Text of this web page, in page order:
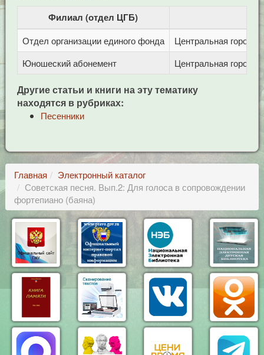
Филиал (отдел ЦГБ)
Отдел организации единого фонда
Центральная
Юношеский абонемент
Центральная
Другие статьи и книги на эту тематику
находятся в рубриках:
Песенники
Главная
Электронный каталог
Советская песня. Вып.2: Для голоса в сопровождении
фортепиано (баяна)